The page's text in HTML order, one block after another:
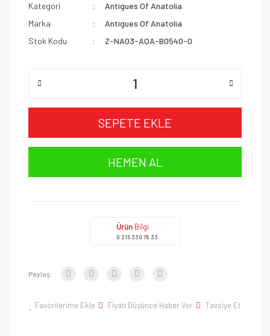
Kategori
Antigues Of Anatolia
Marka
Antigues Of Anatolia
Stok Kodu
Z-NA03-AOA-B0540-0
SEPETE EKLE
HEMEN AL
Ürün Bilgi
0 216 339 78 33
Paylaş:
Favorilerime Ekle Fiyatı Düşünce Haber Ver Tavsiye Et